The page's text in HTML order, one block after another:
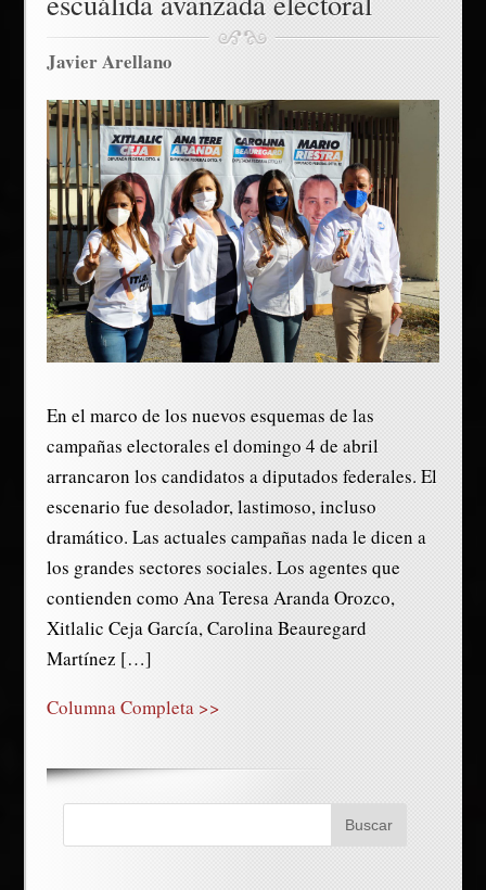
Javier Arellano
En el marco de los nuevos esquemas de las
campañas electorales el domingo 4 de abril
arrancaron los candidatos a diputados federales. El
escenario fue desolador, lastimoso, incluso
dramático. Las actuales campañas nada le dicen a
los grandes sectores sociales. Los agentes que
contienden como Ana Teresa Aranda Orozco,
Xitlalic Ceja García, Carolina Beauregard
Martínez […]
Columna Completa >>